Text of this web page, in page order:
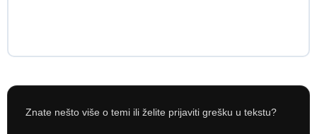
Znate nešto više o temi ili želite prijaviti grešku u tekstu?